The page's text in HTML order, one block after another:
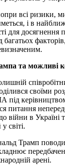
всі ризики,
і в
для
та можливі
своїми
під
питання
війни в Україні
світі.
Трамп
арені.